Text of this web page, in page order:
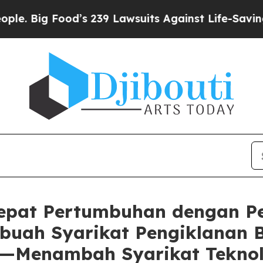
239 Lawsuits Against Life-Saving Policies
Pertumbuhan dengan
Syarikat Pengiklanan
Syarikat